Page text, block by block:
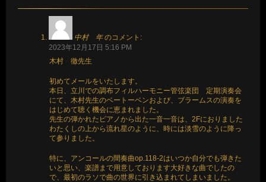
中村 年 のコメント:
2023年12月17日 5:16 PM
木村 徹先生
初めてメールをいたします。
本日、立川での調布フィルハーモニー管弦楽団 定期演奏会
にて、木村先生のベートーベンおよび、ブラームスの演奏を
はじめて聴く機会に恵まれました。
先生の弾かれたピアノから出た一音一音は、2Fにおりました
わたくしの上から流れ星のように、時には淡雪のように降っ
て参りました。
特に、アンコールの間奏曲op.118-2はいつか自分でも弾きた
いと思い、楽譜まで用意しております大好きな曲でしたの
で、最初のラソで曲の世界に引き込まれてしまいました。